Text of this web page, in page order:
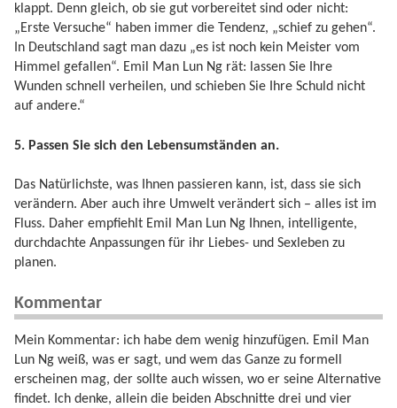
klappt. Denn gleich, ob sie gut vorbereitet sind oder nicht:
„Erste Versuche“ haben immer die Tendenz, „schief zu gehen“.
In Deutschland sagt man dazu „es ist noch kein Meister vom
Himmel gefallen“. Emil Man Lun Ng rät: lassen Sie Ihre
Wunden schnell verheilen, und schieben Sie Ihre Schuld nicht
auf andere.“
5. Passen Sie sich den Lebensumständen an.
Das Natürlichste, was Ihnen passieren kann, ist, dass sie sich
verändern. Aber auch ihre Umwelt verändert sich – alles ist im
Fluss. Daher empfiehlt Emil Man Lun Ng Ihnen, intelligente,
durchdachte Anpassungen für ihr Liebes- und Sexleben zu
planen.
Kommentar
Mein Kommentar: ich habe dem wenig hinzufügen. Emil Man
Lun Ng weiß, was er sagt, und wem das Ganze zu formell
erscheinen mag, der sollte auch wissen, wo er seine Alternative
findet. Ich denke, allein die beiden Abschnitte drei und vier